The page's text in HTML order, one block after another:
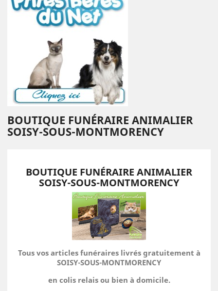
BOUTIQUE FUNÉRAIRE ANIMALIER
SOISY-SOUS-MONTMORENCY
BOUTIQUE FUNÉRAIRE ANIMALIER
SOISY-SOUS-MONTMORENCY
Tous vos articles funéraires livrés gratuitement à
SOISY-SOUS-MONTMORENCY
en colis relais ou bien à domicile.